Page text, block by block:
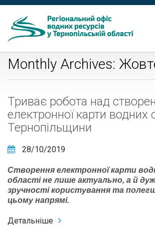
Monthly Archives:
Триває робота над
електронної карти водних
Тернопільщини
28/10/2019
Створення електронної карти
області не лише актуально, а й
зручності користування та
цьому напрямі.
Детальніше